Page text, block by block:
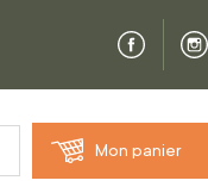
Mon panier